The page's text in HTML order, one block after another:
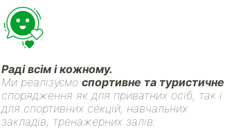
Раді всім і кожному.
Ми реалізуємо спортивне та туристичне
спорядження як для приватних осіб, так і
для спортивних секцій, навчальних
закладів, тренажерних залів.